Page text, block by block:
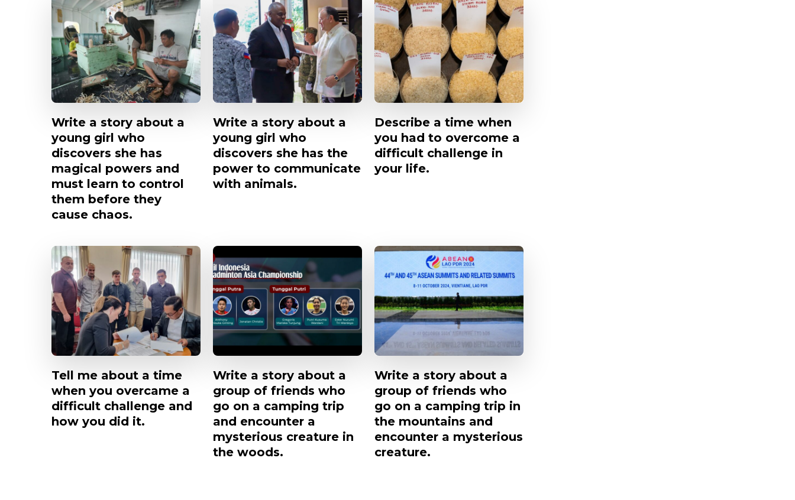
Write a story about a
young girl who
discovers she has
magical powers and
must learn to control
them before they
cause chaos.
Write a story about a
young girl who
discovers she has the
power to communicate
with animals.
Describe a time when
you had to overcome a
difficult challenge in
your life.
Tell me about a time
when you overcame a
difficult challenge and
how you did it.
Write a story about a
group of friends who
go on a camping trip
and encounter a
mysterious creature in
the woods.
Write a story about a
group of friends who
go on a camping trip in
the mountains and
encounter a mysterious
creature.